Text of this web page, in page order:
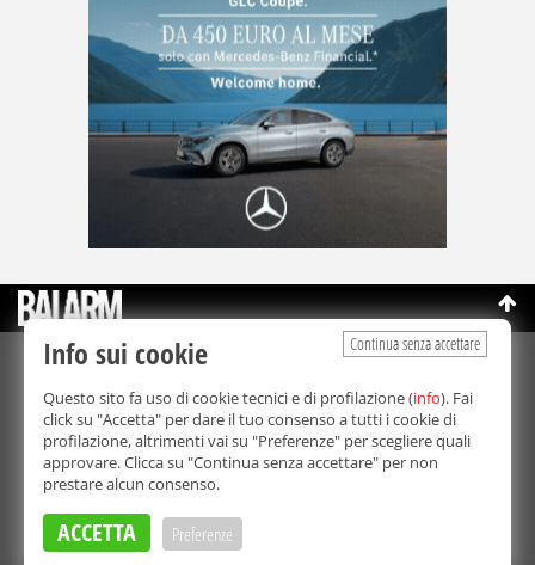
©Copyright 2003-2026
Bmedia Srl- P.IVA 07064240828
La riproduzione totale o parziale di tutti i contenuti, in qualunque
forma, su qualsiasi supporto è proibita.
Balarm.it è una testata giornalistica registrata. Autorizzazione del
Tribunale di Palermo n° 32 del 21/10/2003
Direttore responsabile:
Continua senza accettare
Info sui cookie
Questo sito fa uso di cookie tecnici e di profilazione (info). Fai
click su "Accetta" per dare il tuo consenso a tutti i cookie di
profilazione, altrimenti vai su "Preferenze" per scegliere quali
approvare. Clicca su "Continua senza accettare" per non
prestare alcun consenso.
ACCETTA Preferenze